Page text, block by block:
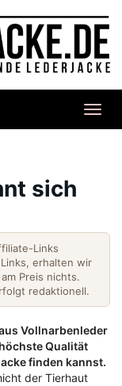
sich
Links
erhalten wir
Preis nichts.
redaktionell.
Vollnarbenleder
Qualität
finden kannst.
der Tierhaut